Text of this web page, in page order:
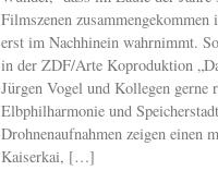
Filmszenen
erst im Nachhinein wahrnimmt.
in der ZDF/Arte Koproduktion
Jürgen Vogel und Kollegen gerne
Elbphilharmonie und
Drohnenaufnahmen zeigen einen
Kaiserkai, […]